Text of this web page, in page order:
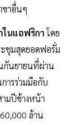
ขาอื่นๆ
ในแอฟริกาโดย
ะชุมสุดยอดฟอรั่ม
กันยายนที่ผ่าน
ารร่วมมือกับ
มปีข้างหน้า
ล้าน